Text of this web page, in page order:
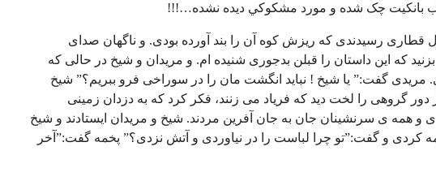
بانکيت چک شده و مورد مشکوکي ديده نشده…!!!
قطاری رسیدندی که ریزش کوه آن را بند آورده بودی. و ناگهان صدای
که این داستان را قبلن بدجوری شنیده ام. و مریدان و شیخ در حالی که
گفت:” یا شیخ ! نباید انگشت مان را در سوراخی فرو ببریم؟” شیخ
گروهی را لخت دید که فریاد می زنند، فکر کرد که به دزدان زمینی
همه ی سرنشینان جان به جان آفرین مردند. شیخ و مریدان ایستادند و شیخ
کردی و گفت:”تو چرا لباست را در نیاوردی و آتش نزدی؟” پخمه گفت:”آخر